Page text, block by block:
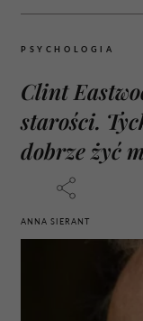
PSYCHOLOGIA
Clint
starości.
dobrze żyć
ANNA SIERANT